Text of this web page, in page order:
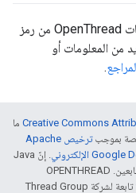
تنشأ المواضيع المرجعية لواجهة برمجة تطبيقات OpenThread من رمز
من المعلومات أو
.
ما
بموجب
ترخيص Apache
. إنّ Java
هي علامة تجارية مسجَّلة لشركة Oracle و/أو شركائها التابعين. ‫OPENTHREAD
والعلامات التجارية ذات الصلة هي علامات تجارية مسجّلة تابعة لشركة Thread Group